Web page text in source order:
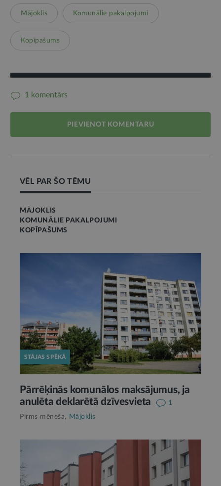
Mājoklis Komunālie pakalpojumi
Kopīpašums
1 komentārs
PIEVIENOT KOMENTĀRU
VĒL PAR ŠO TĒMU
MĀJOKLIS
KOMUNĀLIE PAKALPOJUMI
KOPĪPAŠUMS
STĀJAS SPĒKĀ
Pārrēķinās komunālos maksājumus, ja
anulēta deklarētā dzīvesvieta
1
Pirms mēneša, Mājoklis